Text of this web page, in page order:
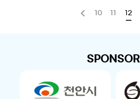
10 11 12
SPONSOR